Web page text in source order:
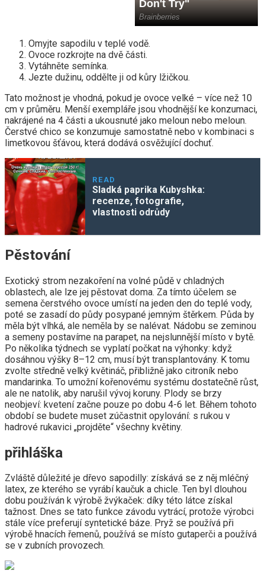
Omyjte sapodilu v teplé vodě.
Ovoce rozkrojte na dvě části.
Vytáhněte semínka.
Jezte dužinu, oddělte ji od kůry lžičkou.
Tato možnost je vhodná, pokud je ovoce velké – více než 10
cm v průměru. Menší exempláře jsou vhodnější ke konzumaci,
nakrájené na 4 části a ukousnuté jako meloun nebo meloun.
Čerstvé chico se konzumuje samostatně nebo v kombinaci s
limetkovou šťávou, která dodává osvěžující dochuť.
READ
Sladká paprika Kubyshka:
recenze, fotografie,
vlastnosti odrůdy
Pěstování
Exotický strom nezakoření na volné půdě v chladných
oblastech, ale lze jej pěstovat doma. Za tímto účelem se
semena čerstvého ovoce umístí na jeden den do teplé vody,
poté se zasadí do půdy posypané jemným štěrkem. Půda by
měla být vlhká, ale neměla by se nalévat. Nádobu se zeminou
a semeny postavíme na parapet, na nejslunnější místo v bytě.
Po několika týdnech se vyplatí počkat na výhonky: když
dosáhnou výšky 8–12 cm, musí být transplantovány. K tomu
zvolte středně velký květináč, přibližně jako citroník nebo
mandarinka. To umožní kořenovému systému dostatečně růst,
ale ne natolik, aby narušil vývoj koruny. Plody se brzy
neobjeví: kvetení začne pouze po dobu 4-6 let. Během tohoto
období se budete muset zúčastnit opylování: s rukou v
hadrové rukavici „projděte“ všechny květiny.
přihláška
Zvláště důležité je dřevo sapodilly: získává se z něj mléčný
latex, ze kterého se vyrábí kaučuk a chicle. Ten byl dlouhou
dobu používán k výrobě žvýkaček: díky této látce získal
tažnost. Dnes se tato funkce závodu vytrácí, protože výrobci
stále více preferují syntetické báze. Pryž se používá při
výrobě hnacích řemenů, používá se místo gutaperči a používá
se v zubních provozech.